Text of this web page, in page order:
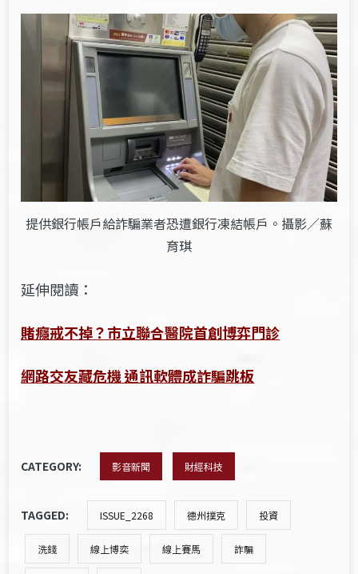
提供銀行帳戶給詐騙業者恐遭銀行凍結帳戶。攝影／蘇
育琪
延伸閱讀：
賭癮戒不掉？市立聯合醫院首創博弈門診
網路交友藏危機 通訊軟體成詐騙跳板
CATEGORY: 影音新聞 財經科技
TAGGED: ISSUE_2268 德州撲克 投資
洗錢 線上博奕 線上賽馬 詐騙